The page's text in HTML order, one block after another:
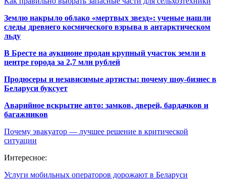
Землю накрыло облако «мертвых звезд»: ученые нашли
следы древнего космического взрыва в антарктическом
льду
В Бресте на аукционе продан крупный участок земли в
центре города за 2,7 млн рублей
Продюсеры и независимые артисты: почему шоу-бизнес в
Беларуси буксует
Аварийное вскрытие авто: замков, дверей, бардачков и
багажников
Почему эвакуатор — лучшее решение в критической
ситуации
Интересное:
Услуги мобильных операторов дорожают в Беларуси